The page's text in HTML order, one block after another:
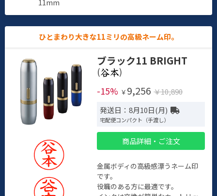
11mm
ひとまわり大きな11ミリの高級ネーム印。
ブラック11 BRIGHT
(
)
-15% ￥ 9,256 ￥10,890
発送日：8月10日(月)
宅配便コンパクト（手渡し）
商品詳細・ご注文
金属ボディの高級感漂うネーム印
です。
役職のある方に最適です。